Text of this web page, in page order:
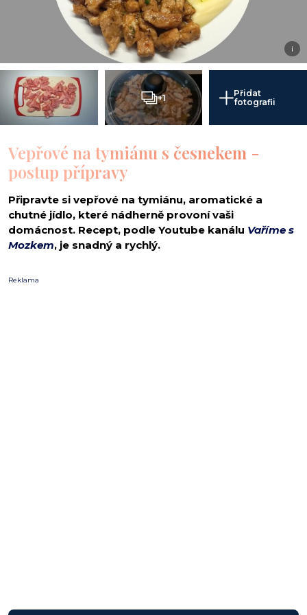
i
+1
Přidat
fotografii
Vepřové na tymiánu s česnekem -
postup přípravy
Připravte si vepřové na tymiánu, aromatické a
chutné jídlo, které nádherně provoní vaši
domácnost. Recept, podle Youtube kanálu Vaříme s
Mozkem, je snadný a rychlý.
Reklama